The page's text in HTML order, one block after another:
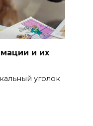
и их
уголок